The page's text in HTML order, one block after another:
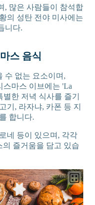
, 많은 사람들이 참석합
의 성탄 전야 미사에는
니다.
스 음식
수 없는 요소이며,
스마스 이브에는 'La
한 저녁 식사를 즐기
기, 라자냐, 카폰 등 지
합니다.
네 등이 있으며, 각각
즐거움을 담고 있습